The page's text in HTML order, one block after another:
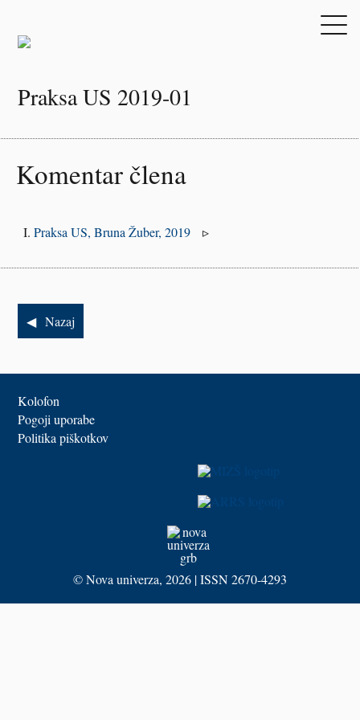
Praksa US 2019-01
Komentar člena
Praksa US, Bruna Žuber, 2019
Nazaj
Kolofon
Pogoji uporabe
Politika piškotkov
©Nova univerza, 2026 | ISSN 2670-4293